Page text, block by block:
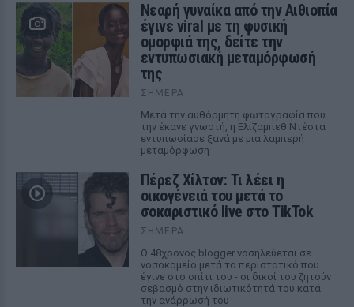
Νεαρή γυναίκα από την Αιθιοπία
έγινε viral με τη φυσική
ομορφιά της, δείτε την
εντυπωσιακή μεταμόρφωσή
της
ΣΉΜΕΡΑ
Μετά την αυθόρμητη φωτογραφία που
την έκανε γνωστή, η Ελίζαμπεθ Ντέστα
εντυπωσίασε ξανά με μια λαμπερή
μεταμόρφωση
Πέρεζ Χίλτον: Τι λέει η
οικογένειά του μετά το
σοκαριστικό live στο TikTok
ΣΉΜΕΡΑ
Ο 48χρονος blogger νοσηλεύεται σε
νοσοκομείο μετά το περιστατικό που
έγινε στο σπίτι του - οι δικοί του ζητούν
σεβασμό στην ιδιωτικότητά του κατά
την ανάρρωσή του